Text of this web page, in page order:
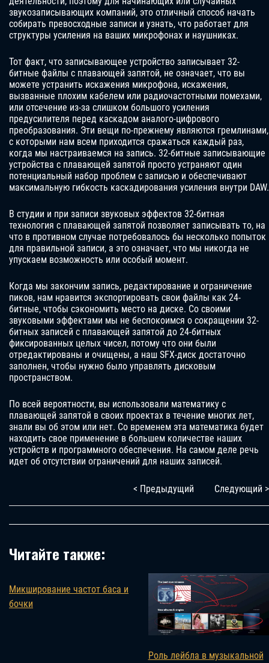
звукозаписывающих компаний, это отличный способ начать
собирать превосходные записи и узнать, что работает для
структуры усиления на ваших микрофонах и наушниках.
Тот факт, что записывающее устройство записывает 32-
битные файлы с плавающей запятой, не означает, что вы
можете устранить искажения микрофона, искажения,
вызванные плохим кабелем или радиочастотными помехами,
или отсечение из-за слишком большого усиления
предусилителя перед каскадом аналого-цифрового
преобразования. Эти вещи по-прежнему являются гремлинами,
с которыми нам всем приходится сражаться каждый раз,
когда мы настраиваемся на запись. 32-битные записывающие
устройства с плавающей запятой просто устраняют один
потенциальный набор проблем с записью и обеспечивают
максимальную гибкость каскадирования усиления внутри DAW.
В студии и при записи звуковых эффектов 32-битная
технология с плавающей запятой позволяет записывать то, на
что в противном случае потребовалось бы несколько попыток
для правильной записи, а это означает, что мы никогда не
упускаем возможность или особый момент.
Когда мы закончим запись, редактирование и ограничение
пиков, нам нравится экспортировать свои файлы как 24-
битные, чтобы сэкономить место на диске. Со своими
звуковыми эффектами мы не беспокоимся о сокращении 32-
битных записей с плавающей запятой до 24-битных
фиксированных целых чисел, потому что они были
отредактированы и очищены, а наш SFX-диск достаточно
заполнен, чтобы нужно было управлять дисковым
пространством.
По всей вероятности, вы использовали математику с
плавающей запятой в своих проектах в течение многих лет,
знали вы об этом или нет. Со временем эта математика будет
находить свое применение в большем количестве наших
устройств и программного обеспечения. На самом деле речь
идет об отсутствии ограничений для наших записей.
< Предыдущий Следующий >
Читайте также:
Микширование частот баса и
бочки
Роль лейбла в музыкальной